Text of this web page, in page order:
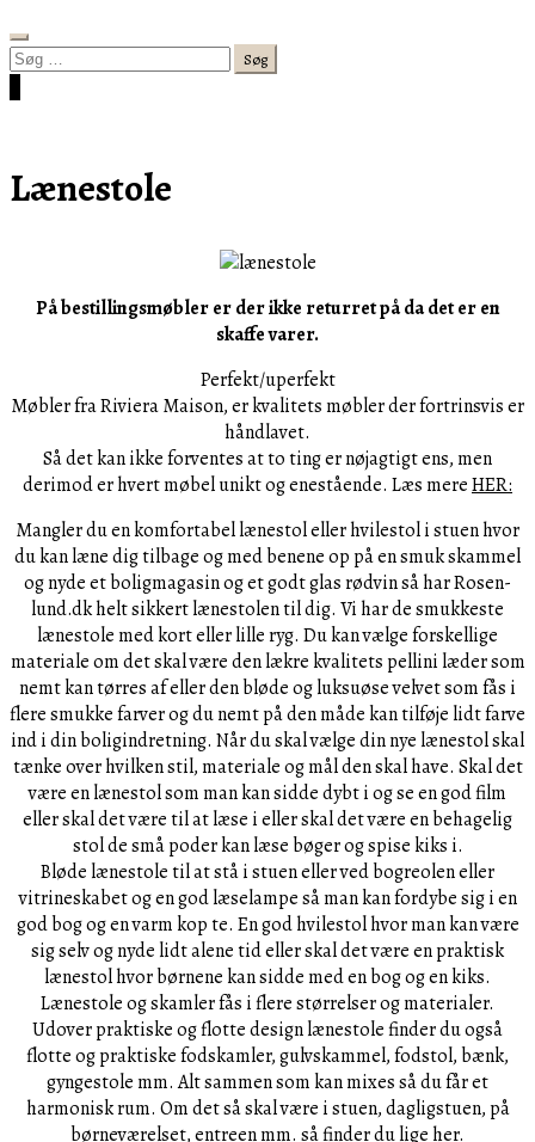
Search
Søg
efter:
Lænestole
På bestillingsmøbler er der ikke returret på da det er en
skaffe varer.
Perfekt/uperfekt
Møbler fra Riviera Maison, er kvalitets møbler der fortrinsvis er
håndlavet.
Så det kan ikke forventes at to ting er nøjagtigt ens, men
derimod er hvert møbel unikt og enestående. Læs mereHER:
Mangler du en komfortabel lænestol eller hvilestol i stuen hvor
du kan læne dig tilbage og med benene op på en smuk skammel
og nyde et boligmagasin og et godt glas rødvin så har Rosen-
lund.dk helt sikkert lænestolen til dig. Vi har de smukkeste
lænestole med kort eller lille ryg. Du kan vælge forskellige
materiale om det skal være den lækre kvalitets pellini læder som
nemt kan tørres af eller den bløde og luksuøse velvet som fås i
flere smukke farver og du nemt på den måde kan tilføje lidt farve
ind i din boligindretning. Når du skal vælge din nye lænestol skal
tænke over hvilken stil, materiale og mål den skal have. Skal det
være en lænestol som man kan sidde dybt i og se en god film
eller skal det være til at læse i eller skal det være en behagelig
stol de små poder kan læse bøger og spise kiks i.
Bløde lænestole til at stå i stuen eller ved bogreolen eller
vitrineskabet og en god læselampe så man kan fordybe sig i en
god bog og en varm kop te. En god hvilestol hvor man kan være
sig selv og nyde lidt alene tid eller skal det være en praktisk
lænestol hvor børnene kan sidde med en bog og en kiks.
Lænestole og skamler fås i flere størrelser og materialer.
Udover praktiske og flotte design lænestole finder du også
flotte og praktiske fodskamler, gulvskammel, fodstol, bænk,
gyngestole mm. Alt sammen som kan mixes så du får et
harmonisk rum. Om det så skal være i stuen, dagligstuen, på
børneværelset, entreen mm. så finder du lige her.